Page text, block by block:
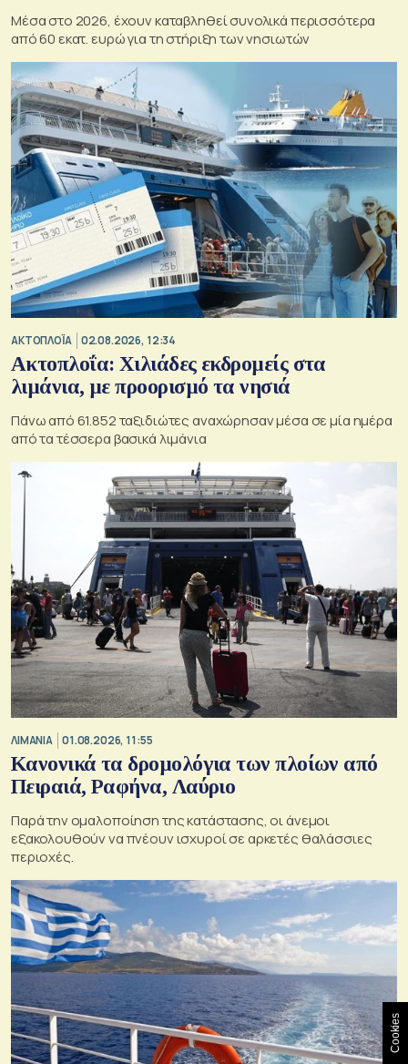
Μέσα στο 2026, έχουν καταβληθεί συνολικά περισσότερα
από 60 εκατ. ευρώ για τη στήριξη των νησιωτών
ΑΚΤΟΠΛΟΪΑ 02.08.2026, 12:34
Ακτοπλοΐα: Χιλιάδες εκδρομείς στα
λιμάνια, με προορισμό τα νησιά
Πάνω από 61.852 ταξιδιώτες αναχώρησαν μέσα σε μία ημέρα
από τα τέσσερα βασικά λιμάνια
ΛΙΜΑΝΙΑ 01.08.2026, 11:55
Κανονικά τα δρομολόγια των πλοίων από
Πειραιά, Ραφήνα, Λαύριο
Παρά την ομαλοποίηση της κατάστασης, οι άνεμοι
εξακολουθούν να πνέουν ισχυροί σε αρκετές θαλάσσιες
περιοχές.
Cookies